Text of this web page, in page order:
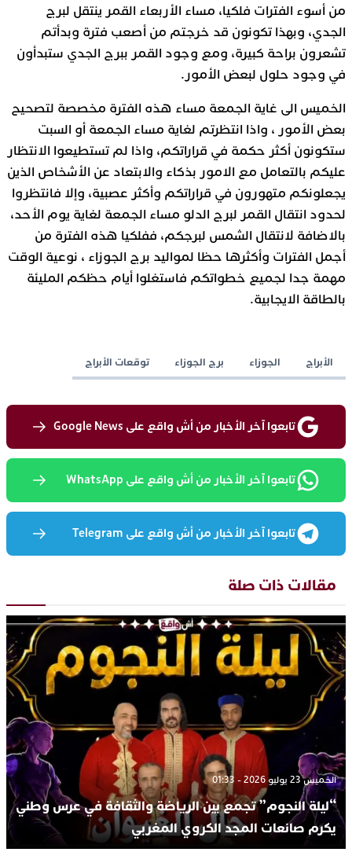
من أسوء الفترات فلكيا، مساء الأربعاء القمر ينتقل لبرج
الجدي، وبهذا تكونون قد خرجتم من أصعب فترة وبدأتم
تشعرون براحة كبيرة، ومع وجود القمر ببرج الجدي ستبدأون
في وجود حلول لبعض الأمور.
الخميس الى غاية الجمعة مساء هذه الفترة مخصصة لتصحيح
بعض الأمور ، واذا انتظرتم لغاية مساء الجمعة أو السبت
ستكونون أكثر حكمة في قراراتكم، واذا لم تستطيعوا الانتظار
عليكم بالتعامل مع الامور بذكاء والابتعاد عن الأشخاص الذين
يجعلونكم متهورون في قراراتكم وأكثر عصبية، وإلا فانتظروا
لحدود انتقال القمر لبرج الدلو مساء الجمعة لغاية يوم الأحد،
بالاضافة لانتقال الشمس لبرجكم، ففلكيا هذه الفترة من
أجمل الفترات وأكثرها حظا لمواليد برج الجوزاء ، نوعية الوقت
مهمة جدا لجميع خطواتكم فاستغلوا أيام حظكم المليئة
بالطاقة الايجابية.
الأبراج الجوزاء برج الجوزاء توقعات الأبراج
تابعوا آخر الأخبار من أش واقع على Google News
تابعوا آخر الأخبار من أش واقع على WhatsApp
تابعوا آخر الأخبار من أش واقع على Telegram
مقالات ذات صلة
الخميس 23 يوليو 2026 - 01:33
“ليلة النجوم” تجمع بين الرياضة والثقافة في عرس وطني
يكرم صانعات المجد الكروي المغربي